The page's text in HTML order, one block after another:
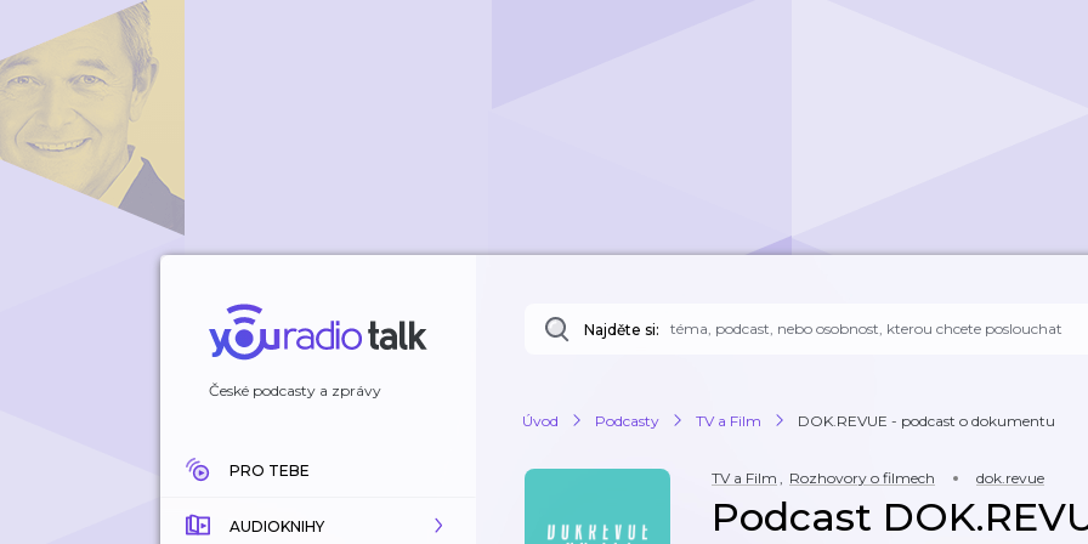
České podcasty a zprávy
PRO TEBE
AUDIOKNIHY
Najděte si:
Úvod Podcasty TV a Film DOK.REVUE - podcast o dokumentu
TV a Film , Rozhovory o filmech dok.revue
Podcast